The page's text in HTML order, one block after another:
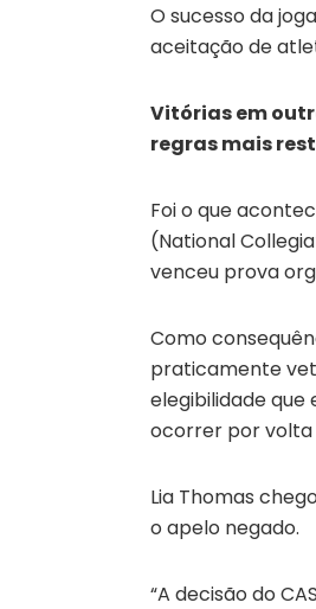
O sucesso da
aceitação de
Vitórias em
regras mais
Foi o que
(National
venceu prova
Como
praticamente
elegibilidade que
ocorrer por volta
Lia Thomas
o apelo negado.
“A decisão do